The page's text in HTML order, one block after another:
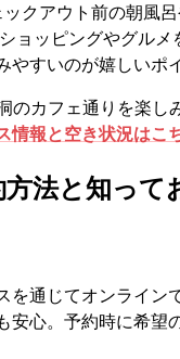
クアウト前の朝風
ョッピングやグル
すいのが嬉しいポ
のカフェ通りを楽
情報と空き状況はこ
法と知って
を通じてオンライ
心。予約時に希望